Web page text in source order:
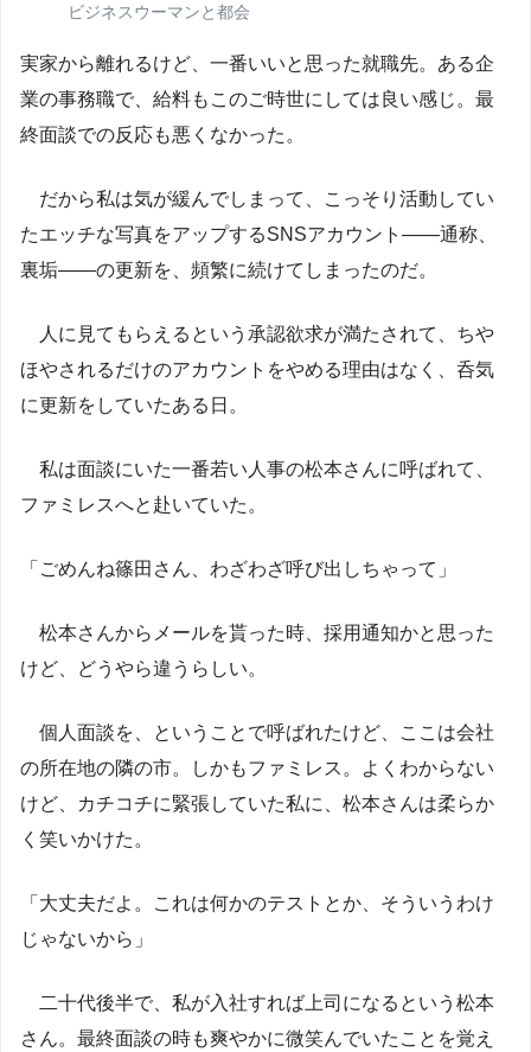
ビジネスウーマンと都会
実家から離れるけど、一番いいと思った就職先。ある企
業の事務職で、給料もこのご時世にしては良い感じ。最
終面談での反応も悪くなかった。
だから私は気が緩んでしまって、こっそり活動してい
たエッチな写真をアップするSNSアカウント――通称、
裏垢――の更新を、頻繁に続けてしまったのだ。
人に見てもらえるという承認欲求が満たされて、ちや
ほやされるだけのアカウントをやめる理由はなく、呑気
に更新をしていたある日。
私は面談にいた一番若い人事の松本さんに呼ばれて、
ファミレスへと赴いていた。
「ごめんね篠田さん、わざわざ呼び出しちゃって」
松本さんからメールを貰った時、採用通知かと思った
けど、どうやら違うらしい。
個人面談を、ということで呼ばれたけど、ここは会社
の所在地の隣の市。しかもファミレス。よくわからない
けど、カチコチに緊張していた私に、松本さんは柔らか
く笑いかけた。
「大丈夫だよ。これは何かのテストとか、そういうわけ
じゃないから」
二十代後半で、私が入社すれば上司になるという松本
さん。最終面談の時も爽やかに微笑んでいたことを覚え